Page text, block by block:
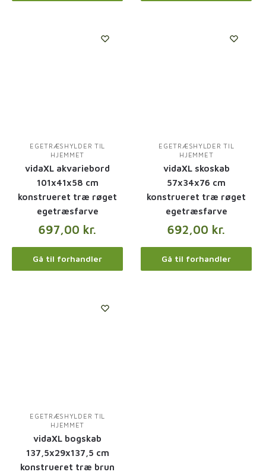
EGETRÆSHYLDER TIL
HJEMMET
vidaXL akvariebord
101x41x58 cm
konstrueret træ røget
egetræsfarve
697,00 kr.
Gå til forhandler
EGETRÆSHYLDER TIL
HJEMMET
vidaXL skoskab
57x34x76 cm
konstrueret træ røget
egetræsfarve
692,00 kr.
Gå til forhandler
EGETRÆSHYLDER TIL
HJEMMET
vidaXL bogskab
137,5x29x137,5 cm
konstrueret træ brun